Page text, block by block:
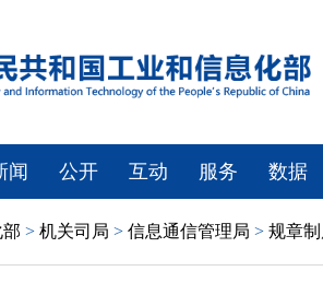
闻 公开 互动 服务 数据
> 机关司局 > 信息通信管理局 > 规章